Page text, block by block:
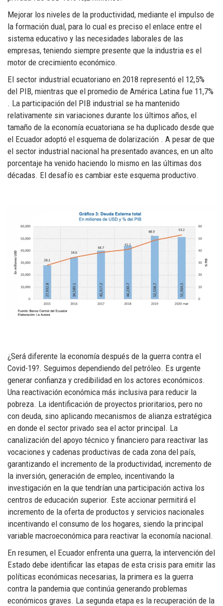
Mejorar los niveles de la productividad, mediante el impulso de
la formación dual, para lo cual es preciso el enlace entre el
sistema educativo y las necesidades laborales de las
empresas, teniendo siempre presente que la industria es el
motor de crecimiento económico.
El sector industrial ecuatoriano en 2018 representó el 12,5%
del PIB, mientras que el promedio de América Latina fue 11,7%
. La participación del PIB industrial se ha mantenido
relativamente sin variaciones durante los últimos años, el
tamaño de la economía ecuatoriana se ha duplicado desde que
el Ecuador adoptó el esquema de dolarización . A pesar de que
el sector industrial nacional ha presentado avances, en un alto
porcentaje ha venido haciendo lo mismo en las últimas dos
décadas. El desafío es cambiar este esquema productivo.
¿Será diferente la economía después de la guerra contra el
Covid-19?. Seguimos dependiendo del petróleo. Es urgente
generar confianza y credibilidad en los actores económicos.
Una reactivación económica más inclusiva para reducir la
pobreza. La identificación de proyectos prioritarios, pero no
con deuda, sino aplicando mecanismos de alianza estratégica
en donde el sector privado sea el actor principal. La
canalización del apoyo técnico y financiero para reactivar las
vocaciones y cadenas productivas de cada zona del país,
garantizando el incremento de la productividad, incremento de
la inversión, generación de empleo, incentivando la
investigación en la que tendrían una participación activa los
centros de educación superior. Este accionar permitirá el
incremento de la oferta de productos y servicios nacionales
incentivando el consumo de los hogares, siendo la principal
variable macroeconómica para reactivar la economía nacional.
En resumen, el Ecuador enfrenta una guerra, la intervención del
Estado debe identificar las etapas de esta crisis para emitir las
políticas económicas necesarias, la primera es la guerra
contra la pandemia que continúa generando problemas
económicos graves. La segunda etapa es la recuperación de la